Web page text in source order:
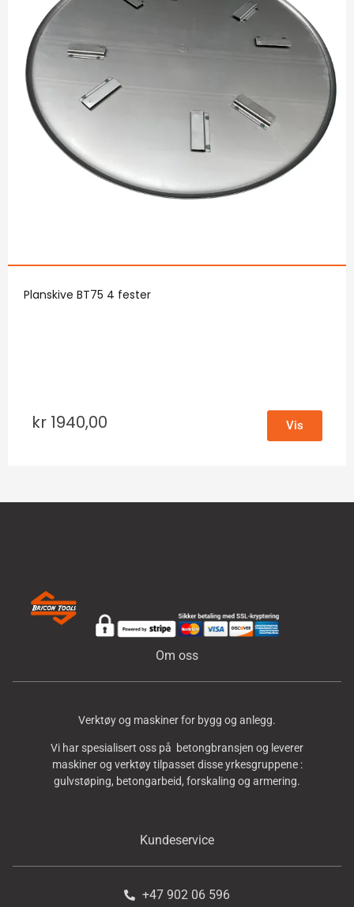
Planskive BT75 4 fester
kr 1940,00 Vis
Om oss
Verktøy og maskiner for bygg og anlegg.
Vi har spesialisert oss på betongbransjen og leverer
maskiner og verktøy tilpasset disse yrkesgruppene :
gulvstøping, betongarbeid, forskaling og armering.
Kundeservice
+47 902 06 596